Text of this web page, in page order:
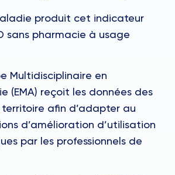
produit cet indicateur
sans pharmacie à usage
Multidisciplinaire en
(EMA) reçoit les données des
territoire afin d’adapter au
d’amélioration d’utilisation
par les professionnels de